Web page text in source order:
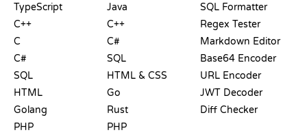
TypeScript
C++
C
C#
SQL
HTML
Golang
PHP
Java
C++
C#
SQL
HTML & CSS
Go
Rust
PHP
SQL Formatter
Regex Tester
Markdown Editor
Base64 Encoder
URL Encoder
JWT Decoder
Diff Checker